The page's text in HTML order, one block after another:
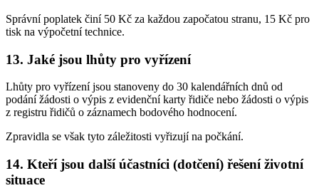
Správní poplatek činí 50 Kč za každou započatou stranu, 15 Kč pro
tisk na výpočetní technice.
13. Jaké jsou lhůty pro vyřízení
Lhůty pro vyřízení jsou stanoveny do 30 kalendářních dnů od
podání žádosti o výpis z evidenční karty řidiče nebo žádosti o výpis
z registru řidičů o záznamech bodového hodnocení.
Zpravidla se však tyto záležitosti vyřizují na počkání.
14. Kteří jsou další účastníci (dotčení) řešení životní
situace